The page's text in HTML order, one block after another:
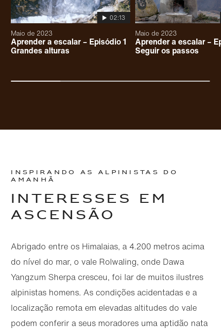
02:13
Maio de 2023
Aprender a escalar – Episódio 1
Grandes alturas
Maio de 2023
Aprender a escalar –
Seguir os passos
INSPIRANDO AS ALPINISTAS DO
AMANHÃ
INTERESSES EM
ASCENSÃO
Abrigado entre os Himalaias, a 4.200 metros acima
do nível do mar, o vale Rolwaling, onde Dawa
Yangzum Sherpa cresceu, foi lar de muitos ilustres
alpinistas homens. As condições acidentadas e a
localização remota em elevadas altitudes do vale
podem conferir a seus moradores uma aptidão nata